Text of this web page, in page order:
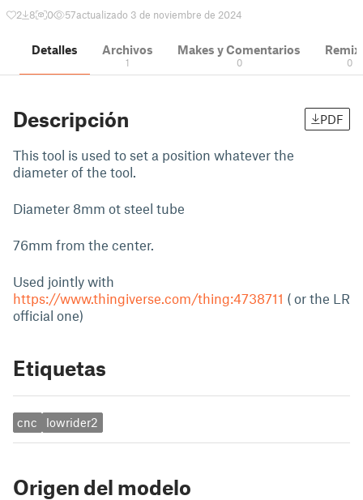
2 8 0 57actualizado 3 de noviembre de 2024
Detalles Archivos
1
Makes y Comentarios
0 0
Descripción PDF
This tool is used to set a position whatever the
diameter of the tool.
Diameter 8mm ot steel tube
76mm from the center.
Used jointly with
https://www.thingiverse.com/thing:4738711 ( or the LR
official one)
Etiquetas
cnc lowrider2
Origen del modelo